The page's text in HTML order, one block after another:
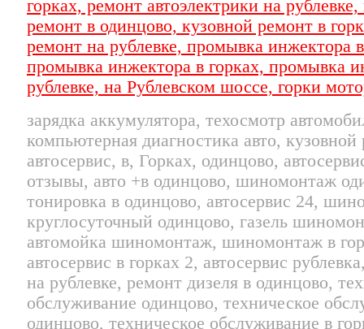
зарядка аккумулятора, техосмотр
компьютерная диагностика авто, кузовной
автосервис, в, Горках, одинцово,
отзывы, авто +в одинцово, шиномонтаж
тонировка в одинцово, автосервис 24,
круглосуточный одинцово, газель
автомойка шиномонтаж, шиномонтаж в
автосервис в горках 2, автосервис
на рублевке, ремонт дизеля в одинцово,
обслуживание одинцово, техническое
одинцово, техническое обслуживание в